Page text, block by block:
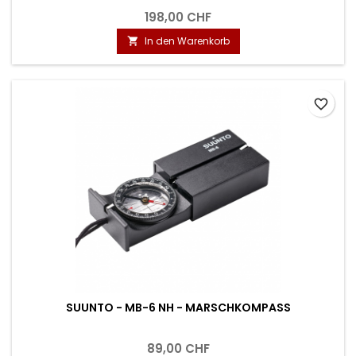
198,00 CHF
 In den Warenkorb
SUUNTO - MB-6 NH - MARSCHKOMPASS
89,00 CHF
favorite_border